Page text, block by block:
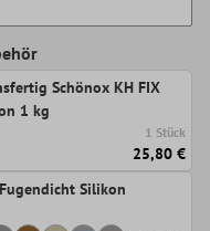
Schönox KH FIX
1 kg
1 Stück
25,80 €
Silikon